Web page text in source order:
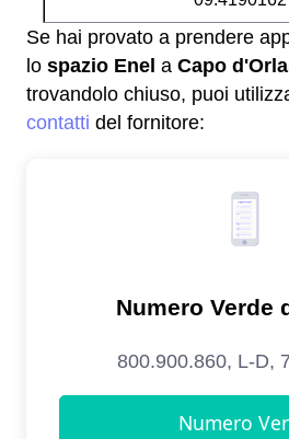
Se hai provato a prendere
lo spazio Enel a Capo
trovandolo chiuso, puoi
contatti del fornitore: